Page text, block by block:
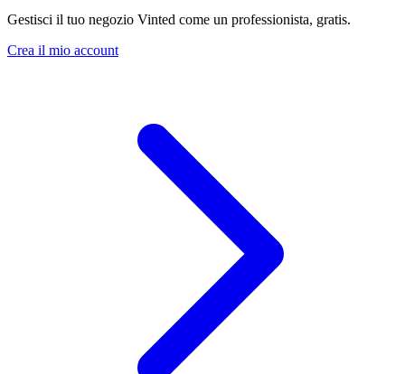
Gestisci il tuo negozio Vinted come un professionista, gratis.
Crea il mio account